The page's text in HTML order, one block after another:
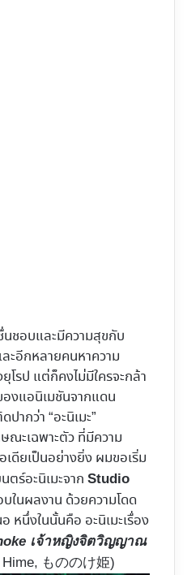
ชอบและมีความสุขกับ
ะอีกหลายคนหาความ
รป แต่ก็คงไม่มีใครจะกล้า
องแอนิเมชันจากแดน
ากว่า “อะนิเมะ”
ะเฉพาะตัว ที่มีความ
เดียเป็นอย่างยิ่ง ผมขอเริ่ม
ร์อะนิเมะจาก Studio
ในผลงาน ด้วยความโดด
หนึ่งในนั้นคือ อะนิเมะเรื่อง
เจ้าหญิงจิตวิญญาณ
もののけ姫)